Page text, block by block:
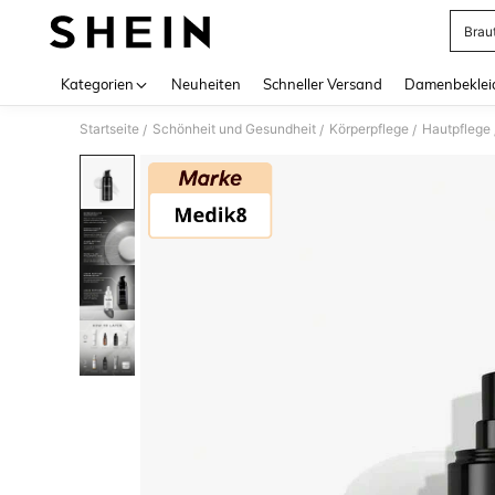
Kategorien Neuheiten Schneller Versand
Startseite / Schönheit und Gesundheit / Körperpflege / Hautpflege